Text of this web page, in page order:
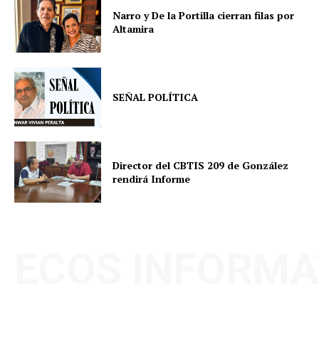
Narro y De la Portilla cierran filas por
Altamira
SEÑAL POLÍTICA
Director del CBTIS 209 de González
rendirá Informe